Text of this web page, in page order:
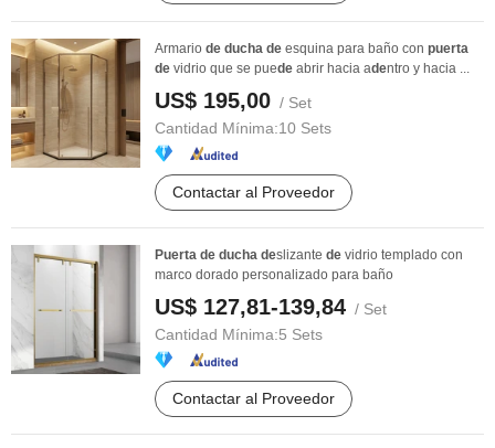
Armario de ducha de esquina para baño con puerta
de vidrio que se puede abrir hacia adentro y hacia ...
US$ 195,00 / Set
Cantidad Mínima:10 Sets
Contactar al Proveedor
Puerta de ducha deslizante de vidrio templado con
marco dorado personalizado para baño
US$ 127,81-139,84 / Set
Cantidad Mínima:5 Sets
Contactar al Proveedor